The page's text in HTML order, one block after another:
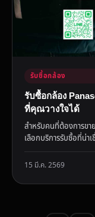
รับซื้อกล้อง
รับซื้อกล้อง
ที่คุณวางใจได้
สำหรับคนที่ต้องการข
เลือกบริการรับซื้อที่น่า
15 มี.ค. 2569